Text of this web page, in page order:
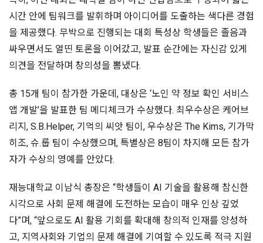
시간 안에 팀워크를 발휘하며 아이디어를 도출하는 색다른 경험
을 제공했다. 무박으로 진행되는 대회 특성상 학생들은 졸음과
싸우면서도 열띤 토론을 이어갔고, 발표 순간에는 자신감 있게
의견을 전달하며 창의성을 뽐냈다.
총 15개 팀이 참가한 가운데, 대상은 ‘노인 약 정보 확인 서비스
앱 개발’을 발표한 팀 메디체크가 수상했다. 최우수상은 케어브
리지, S.B.Helper, 기억의 씨앗 팀이, 우수상은 The Kims, 기가막
히조, 슈.룹 팀이 수상했으며, 특별상은 8팀이 차지해 모든 참가
자가 수상의 영예를 안았다.
재능대학교 이남식 총장은 “학생들이 AI 기술을 활용해 참신한
시각으로 사회 문제 해결에 도전하는 모습이 매우 인상 깊었
다”며, “앞으로도 AI 활용 기회를 확대해 창의적 인재를 양성하
고, 지역사회와 기업의 문제 해결에 기여할 수 있도록 적극 지원